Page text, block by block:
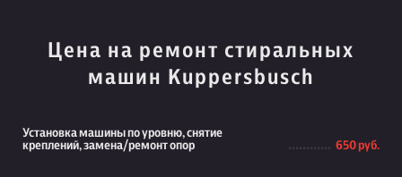
Цена на ремонт стиральных
машин Kuppersbusch
Установка машины по уровню, снятие
креплений, замена/ремонт опор
650 руб.